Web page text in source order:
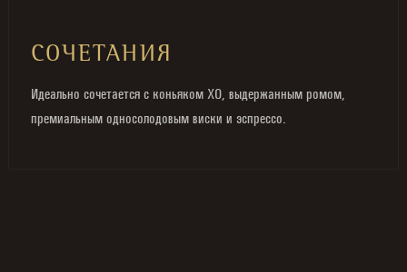
СОЧЕТАНИЯ
Идеально сочетается с коньяком XO, выдержанным ромом,
премиальным односолодовым виски и эспрессо.